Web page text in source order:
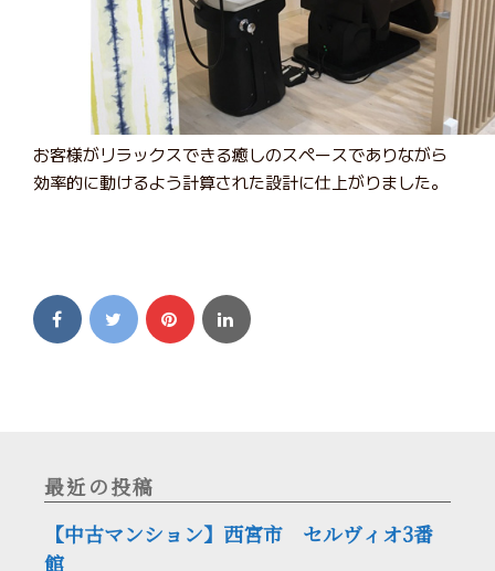
お客様がリラックスできる癒しのスペースでありながら
効率的に動けるよう計算された設計に仕上がりました。
最近の投稿
【中古マンション】西宮市 セルヴィオ3番
館